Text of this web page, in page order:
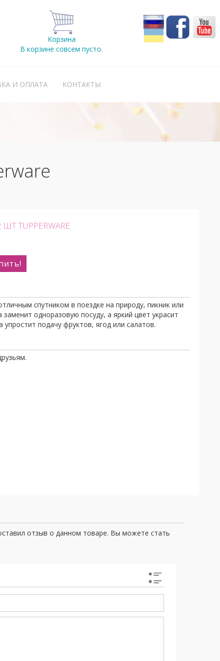
Корзина
В корзине совсем пусто.
И ОПЛАТА КОНТАКТЫ
TUPPERWARE
спутником в поездке на природу, пикник или
одноразовую посуду, а яркий цвет украсит
подачу фруктов, ягод или салатов.
отзыв о данном товаре. Вы можете стать